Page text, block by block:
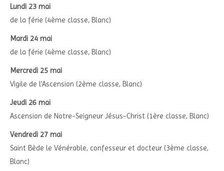
Lundi 23 mai
de la férie (4ème classe, Blanc)
Mardi 24 mai
de la férie (4ème classe, Blanc)
Mercredi 25 mai
Vigile de l’Ascension (2ème classe, Blanc)
Jeudi 26 mai
Ascension de Notre-Seigneur Jésus-Christ (1ère classe, Blanc)
Vendredi 27 mai
Saint Bède le Vénérable, confesseur et docteur (3ème classe,
Blanc)